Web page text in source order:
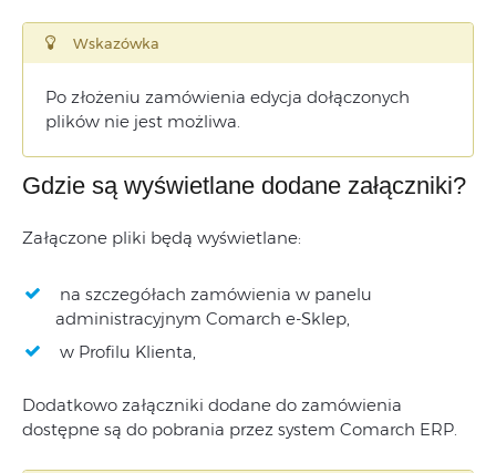
Wskazówka
Po złożeniu zamówienia edycja dołączonych
plików nie jest możliwa.
Gdzie są wyświetlane dodane załączniki?
Załączone pliki będą wyświetlane:
na szczegółach zamówienia w panelu
administracyjnym Comarch e-Sklep,
w Profilu Klienta,
Dodatkowo załączniki dodane do zamówienia
dostępne są do pobrania przez system Comarch ERP.